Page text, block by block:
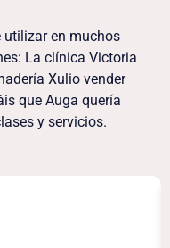
utilizar en muchos
La clínica Victoria
Xulio vender
que Auga quería
y servicios.